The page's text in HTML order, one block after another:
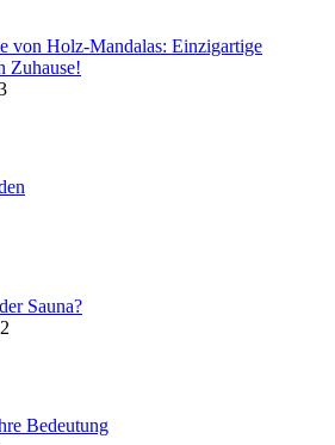
von Holz-Mandalas: Einzigartige
Zuhause!
Sauna?
Bedeutung